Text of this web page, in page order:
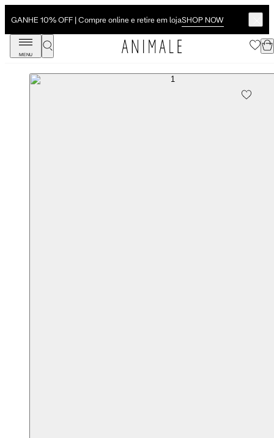
GANHE 10% OFF | Compre online e retire em lojaSHOP NOW
MENU